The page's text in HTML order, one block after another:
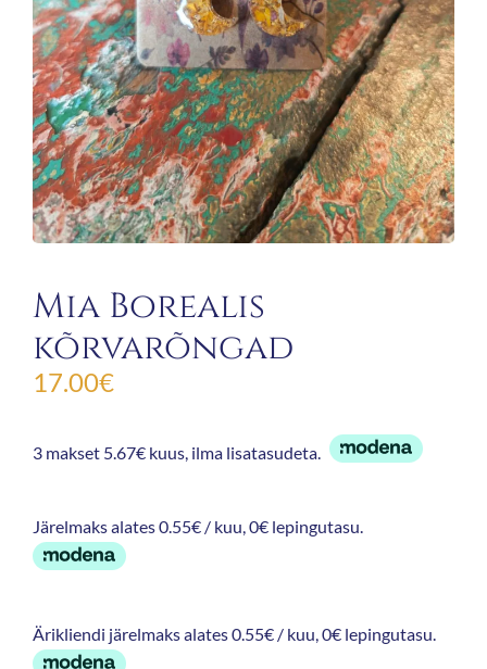
Mia Borealis
kõrvarõngad
17.00€
3 makset 5.67€ kuus, ilma lisatasudeta.
Järelmaks alates 0.55€ / kuu, 0€ lepingutasu.
Ärikliendi järelmaks alates 0.55€ / kuu, 0€ lepingutasu.